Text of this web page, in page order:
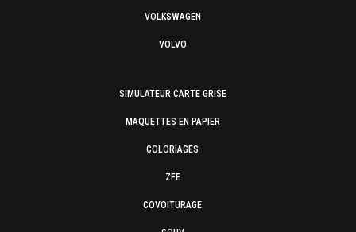
VOLKSWAGEN
VOLVO
SIMULATEUR CARTE GRISE
MAQUETTES EN PAPIER
COLORIAGES
ZFE
COVOITURAGE